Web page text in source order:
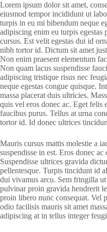
Lorem ipsum dolor sit amet,
eiusmod tempor incididunt ut
turpis in eu mi bibendum neque
adipiscing enim eu turpis
cursus. Est velit egestas dui id
nibh tortor id. Dictum sit amet
Non enim praesent elementum
Non quam lacus suspendisse
adipiscing tristique risus nec
neque egestas congue quisque.
massa placerat duis ultricies.
quis vel eros donec ac. Eget felis
faucibus purus. Tellus at urna
tortor id. Id donec ultrices
Mauris cursus mattis molestie a
suspendisse in est. Eros donec
Suspendisse ultrices gravida
pellentesque. Turpis tincidunt id
dui vivamus arcu. Sem fringilla
pulvinar proin gravida hendrerit
proin libero nunc consequat. Vel
odio facilisis mauris sit amet
adipiscing at in tellus integer